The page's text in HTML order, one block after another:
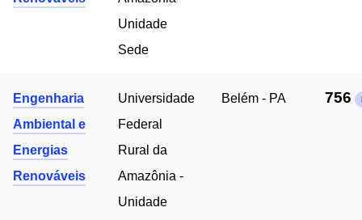
Unidade
Sede
Engenharia
Ambiental e
Energias
Renováveis
Universidade
Federal
Rural da
Amazônia -
Unidade
Belém - PA 756